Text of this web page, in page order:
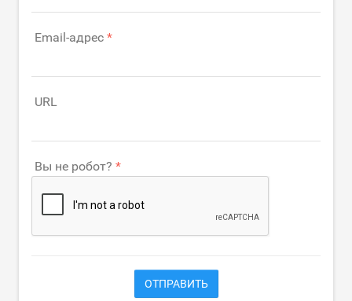
Email-адрес
URL
Вы не робот?
ОТПРАВИТЬ